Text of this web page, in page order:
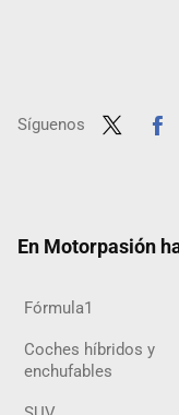
Síguenos
En Motorpasión
Fórmula1
Coches híbridos y
enchufables